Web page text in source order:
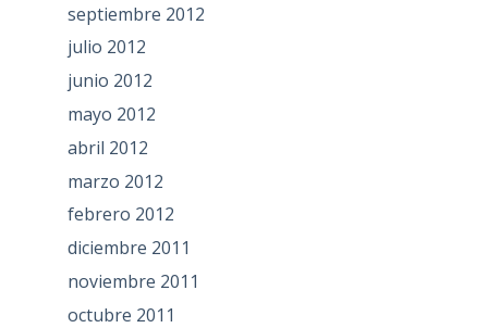
septiembre 2012
julio 2012
junio 2012
mayo 2012
abril 2012
marzo 2012
febrero 2012
diciembre 2011
noviembre 2011
octubre 2011